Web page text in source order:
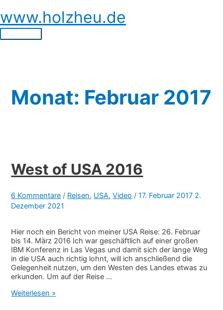
Inhalt
springen
www.holzheu.de
Hauptmenü
Monat: Februar 2017
West of USA 2016
6 Kommentare / Reisen, USA,Video /17. Februar 2017 2.
Dezember 2021
Hier noch ein Bericht von meiner USA Reise: 26. Februar
bis 14. März 2016 Ich war geschäftlich auf einer großen
IBM Konferenz in Las Vegas und damit sich der lange Weg
in die USA auch richtig lohnt, will ich anschließend die
Gelegenheit nutzen, um den Westen des Landes etwas zu
erkunden. Um auf der Reise …
West
Weiterlesen »